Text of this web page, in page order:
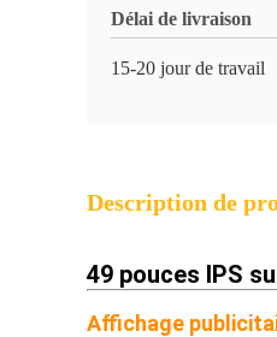
Délai de livraison
15-20 jour de travail
Description de
49 pouces IPS
Affichage